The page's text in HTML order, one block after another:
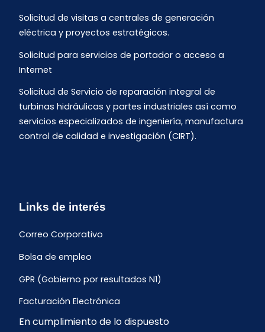
Solicitud de visitas a centrales de generación
eléctrica y proyectos estratégicos.
Solicitud para servicios de portador o acceso a
Internet
Solicitud de Servicio de reparación integral de
turbinas hidráulicas y partes industriales así como
servicios especializados de ingeniería, manufactura
control de calidad e investigación (CIRT).
Links de interés
Correo Corporativo
Bolsa de empleo
GPR (Gobierno por resultados N1)
Facturación Electrónica
Archivo Histórico de Facturación
En cumplimiento de lo dispuesto